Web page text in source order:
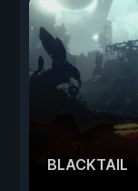
BLACKTAIL